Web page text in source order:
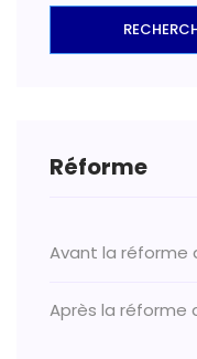
Réforme
Avant la réforme
Après la réforme